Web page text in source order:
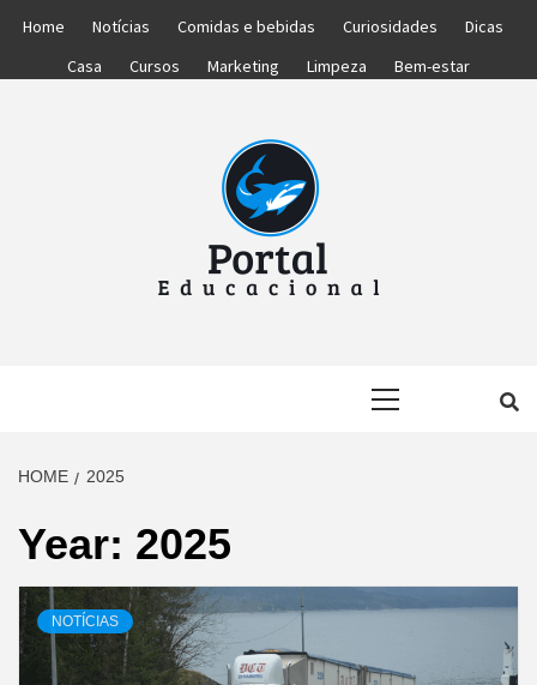
Home Notícias Comidas e bebidas Curiosidades
Dicas
Casa
Cursos Marketing Limpeza Bem-estar
HOME 2025
Year: 2025
NOTÍCIAS